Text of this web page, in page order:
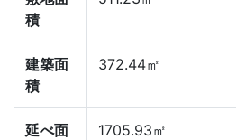
積
建築面
積
372.44㎡
延べ面
1705.93㎡